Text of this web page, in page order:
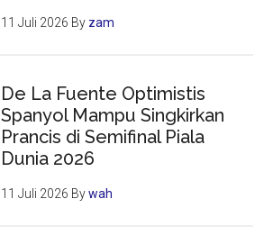
11 Juli 2026 By zam
De La Fuente Optimistis
Spanyol Mampu Singkirkan
Prancis di Semifinal Piala
Dunia 2026
11 Juli 2026 Bywah